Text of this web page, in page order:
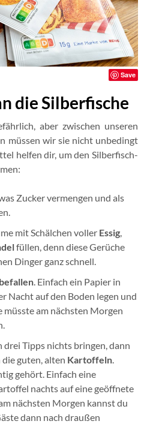
Save
die Silberfische
aber zwischen unseren
müssen wir sie nicht unbedingt
helfen dir, um den Silberfisch-
Zucker vermengen und als
mit Schälchen voller Essig
füllen, denn diese Gerüche
Dinger ganz schnell.
. Einfach ein Papier in
Nacht auf den Boden legen und
müsste am nächsten Morgen
drei Tipps nichts bringen, dann
guten, alten Kartoffeln
gehört. Einfach eine
nachts auf eine geöffnete
nächsten Morgen kannst du
dann nach draußen